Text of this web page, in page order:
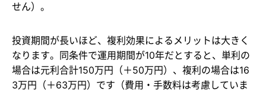
せん）。
投資期間が長いほど、複利効果によるメリットは大きく
なります。同条件で運用期間が10年だとすると、単利の
場合は元利合計150万円（＋50万円）、複利の場合は16
3万円（＋63万円）です（費用・手数料は考慮していま